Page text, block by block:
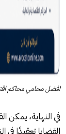
افضل محامي محاكم
في النهاية، يمكن
القضايا تعقيدًا